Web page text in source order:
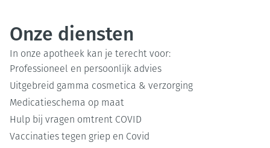
Onze diensten
In onze apotheek kan je terecht voor:
Professioneel en persoonlijk advies
Uitgebreid gamma cosmetica & verzorging
Medicatieschema op maat
Hulp bij vragen omtrent COVID
Vaccinaties tegen griep en Covid